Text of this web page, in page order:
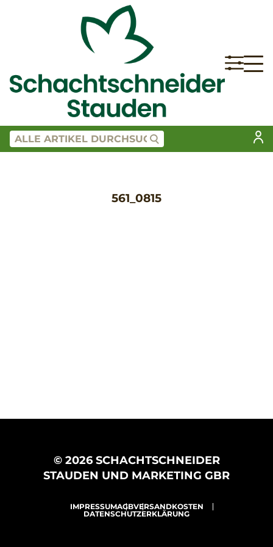
561_0815
© 2026 SCHACHTSCHNEIDER
STAUDEN UND MARKETING GBR
IMPRESSUMAGBVERSANDKOSTEN
DATENSCHUTZERKLÄRUNG